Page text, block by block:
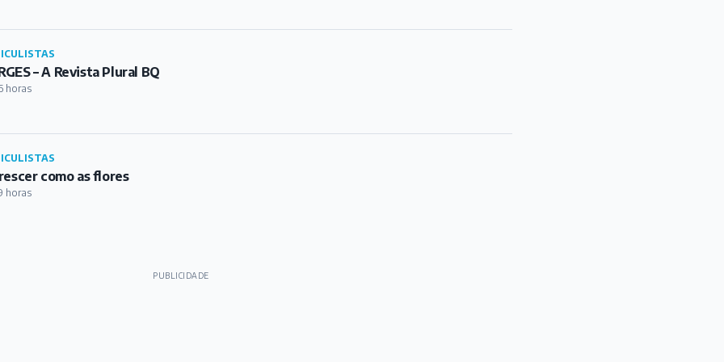
– A Revista Plural BQ
horas
como as flores
horas
PUBLICIDADE